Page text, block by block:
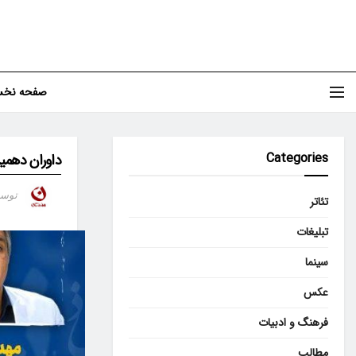
صفحه
داوران Categories
تئاتر
تبلیغات
سینما
عکس
فرهنگ و ادبیات